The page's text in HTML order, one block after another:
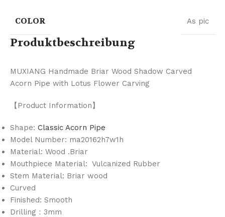
COLOR As pic
Produktbeschreibung
MUXIANG Handmade Briar Wood Shadow Carved
Acorn Pipe with Lotus Flower Carving
【Product Information】
Shape: Classic Acorn Pipe
Model Number: ma20162h7w1h
Material: Wood .Briar
Mouthpiece Material: Vulcanized Rubber
Stem Material: Briar wood
Curved
Finished: Smooth
Drilling：3mm